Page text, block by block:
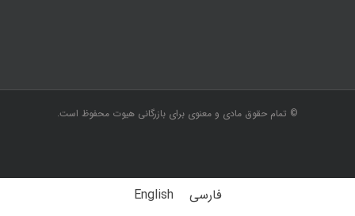
© تمام حقوق مادی و معنوی برای بازرگانی هیوت محفوظ است.
فارسی English